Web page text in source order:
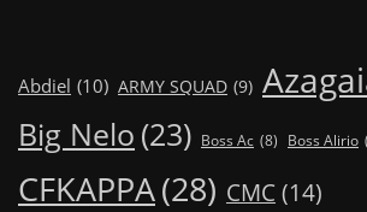
Abdiel (10) ARMY SQUAD (9)
Big Nelo (23) Boss Ac (8) Boss Alirio
CFKAPPA(28) CMC (14)